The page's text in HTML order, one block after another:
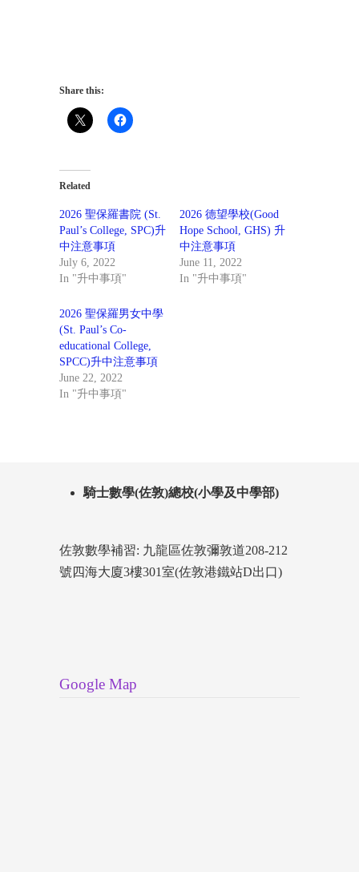
Share this:
Related
2026 聖保羅書院 (St.
Paul’s College, SPC)升
中注意事項
July 6, 2022
In "升中事項"
2026 德望學校(Good
Hope School, GHS) 升
中注意事項
June 11, 2022
In "升中事項"
2026 聖保羅男女中學
(St. Paul’s Co-
educational College,
SPCC)升中注意事項
June 22, 2022
In "升中事項"
騎士數學(佐敦)總校(小學及中學部)
佐敦數學補習: 九龍區佐敦彌敦道208-212
號四海大廈3樓301室(佐敦港鐵站D出口)
Google Map